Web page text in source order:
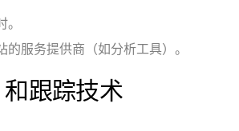
服务提供商（如分析工具）。
跟踪技术